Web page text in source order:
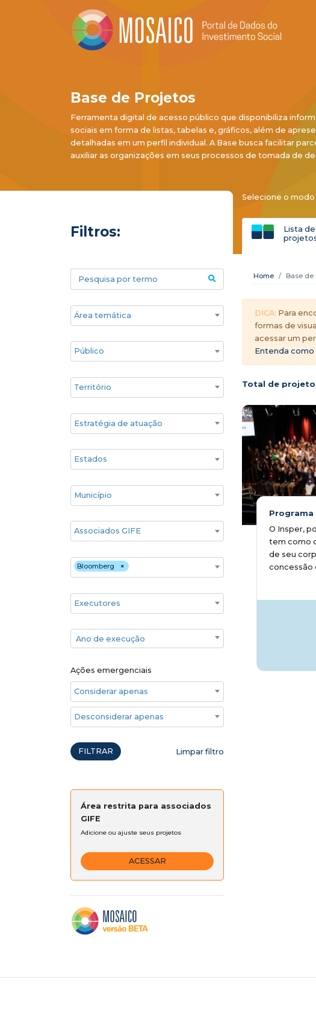
Base de Projetos
Ferramenta digital de acesso público que disponibiliza
sociais em forma de listas, tabelas e, gráficos, além de
detalhadas em um perfil individual. A Base busca facilitar
auxiliar as organizações em seus processos de tomada de
Filtros:
Selecione o modo
Lista de
Pesquisa por termo
Áreas temáticas
Público
Territórios
Estratégia de atuação
Estado
Cidade
Associados GIFE
Financiadores
×
Bloomberg
Executores
Ano de execução
Ano de execução
Ações emergenciais
Considerar apenas ações emergenciais
Desconsiderar apenas ações emergenciais
FILTRAR Limpar filtro
Área restrita para associados
GIFE
Adicione ou ajuste seus projetos
ACESSAR
Home Base de
DICA: Para
formas de
acessar um
Entenda como
Total de
Programa
O Insper,
tem como
de seu
concessão